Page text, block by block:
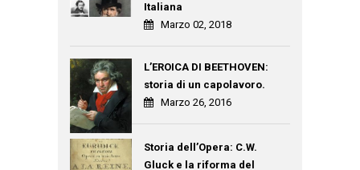
Italiana
Marzo 02, 2018
L’EROICA DI BEETHOVEN:
storia di un capolavoro.
Marzo 26, 2016
Storia dell’Opera: C.W.
Gluck e la riforma del